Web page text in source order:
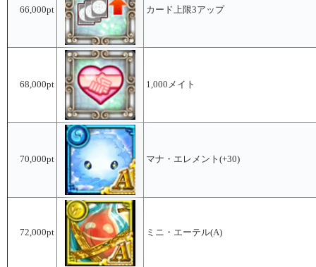
66,000pt カード上限3アップ
68,000pt 1,000メイト
70,000pt マナ・エレメント(+30)
72,000pt ミニ・エーテル(A)